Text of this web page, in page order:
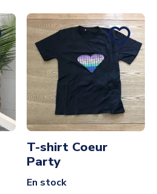
T-shirt Coeur
Party
En stock